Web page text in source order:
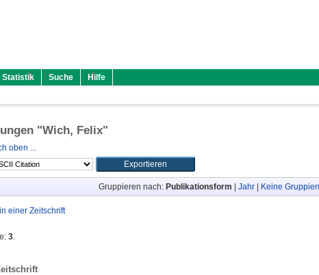
Statistik Suche Hilfe
"Wich, Felix"
oben ...
Gruppieren nach: Publikationsform Jahr| Keine
einer Zeitschrift
3.